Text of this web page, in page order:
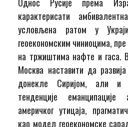
карактерисати
условљена ратом у
геоекономским чиниоцима,
на тржиштима нафте и гаса.
Москва наставити да
донекле Сиријом, али и
тенденције
америчког утицаја,
као модел геоекономске